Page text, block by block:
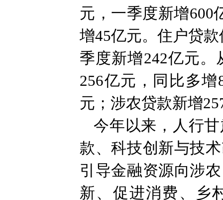
元，一季度新增600
增45亿元。住户贷
季度新增242亿元
256亿元，同比多
元；涉农贷款新增
今年以来，人行
款、科技创新与技
引导金融资源向涉
新、促进消费、乡